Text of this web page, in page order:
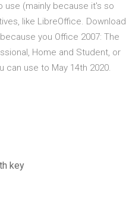
use (mainly because it's so
like LibreOffice. Download
you Office 2007: The
Home and Student, or
can use to May 14th 2020.
key